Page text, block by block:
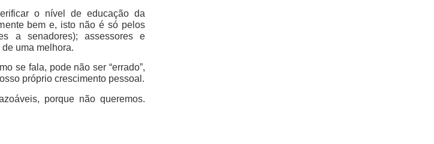
o nível de educação da
bem e, isto não é só pelos
a senadores); assessores e
uma melhora.
se fala, pode não ser “errado”,
próprio crescimento pessoal.
porque não queremos.